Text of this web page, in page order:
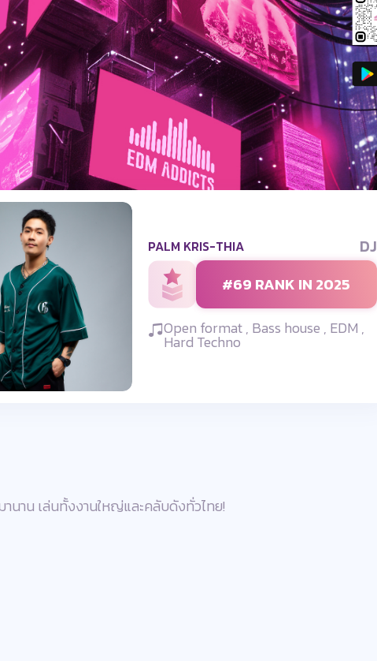
PALM KRIS-THIA DJ
#69 RANK IN 2025
Open format , Bass house , EDM ,
Hard Techno
นาน เล่นทั้งงานใหญ่และคลับดังทั่วไทย!